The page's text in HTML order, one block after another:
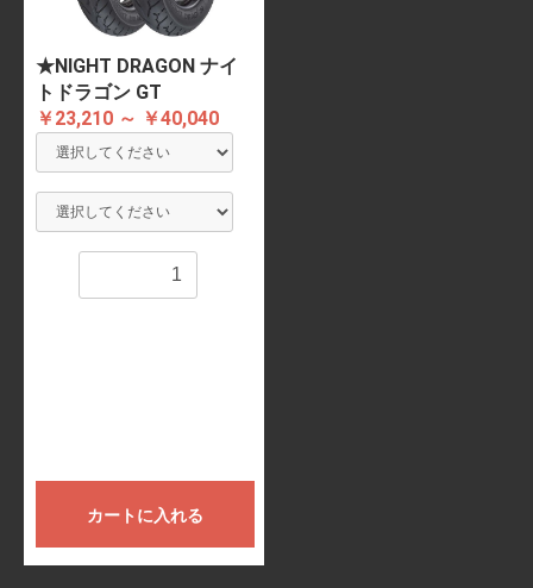
★NIGHT DRAGON ナイ
トドラゴン GT
￥23,210 ～ ￥40,040
カートに入れる